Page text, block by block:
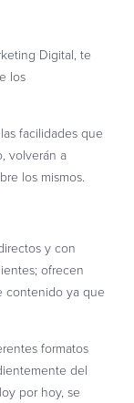
Digital, te
los
facilidades que
volverán a
los mismos.
y con
ofrecen
contenido ya que
formatos
del
por hoy, se